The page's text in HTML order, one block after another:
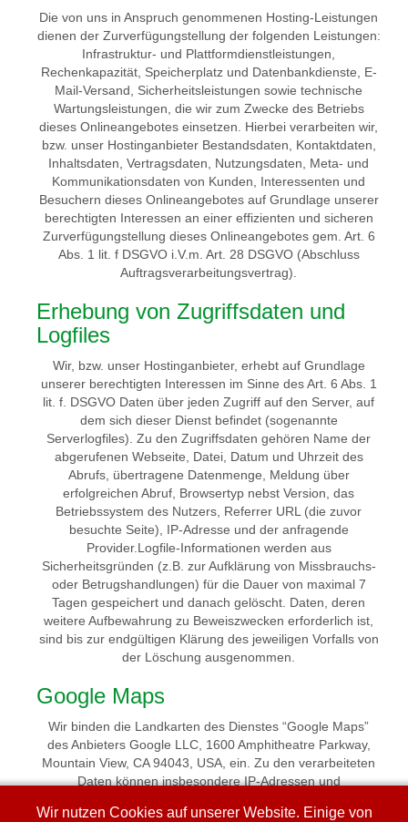
Die von uns in Anspruch genommenen Hosting-Leistungen
dienen der Zurverfügungstellung der folgenden Leistungen:
Infrastruktur- und Plattformdienstleistungen,
Rechenkapazität, Speicherplatz und Datenbankdienste, E-
Mail-Versand, Sicherheitsleistungen sowie technische
Wartungsleistungen, die wir zum Zwecke des Betriebs
dieses Onlineangebotes einsetzen. Hierbei verarbeiten wir,
bzw. unser Hostinganbieter Bestandsdaten, Kontaktdaten,
Inhaltsdaten, Vertragsdaten, Nutzungsdaten, Meta- und
Kommunikationsdaten von Kunden, Interessenten und
Besuchern dieses Onlineangebotes auf Grundlage unserer
berechtigten Interessen an einer effizienten und sicheren
Zurverfügungstellung dieses Onlineangebotes gem. Art. 6
Abs. 1 lit. f DSGVO i.V.m. Art. 28 DSGVO (Abschluss
Auftragsverarbeitungsvertrag).
Erhebung von Zugriffsdaten und
Logfiles
Wir, bzw. unser Hostinganbieter, erhebt auf Grundlage
unserer berechtigten Interessen im Sinne des Art. 6 Abs. 1
lit. f. DSGVO Daten über jeden Zugriff auf den Server, auf
dem sich dieser Dienst befindet (sogenannte
Serverlogfiles). Zu den Zugriffsdaten gehören Name der
abgerufenen Webseite, Datei, Datum und Uhrzeit des
Abrufs, übertragene Datenmenge, Meldung über
erfolgreichen Abruf, Browsertyp nebst Version, das
Betriebssystem des Nutzers, Referrer URL (die zuvor
besuchte Seite), IP-Adresse und der anfragende
Provider.Logfile-Informationen werden aus
Sicherheitsgründen (z.B. zur Aufklärung von Missbrauchs-
oder Betrugshandlungen) für die Dauer von maximal 7
Tagen gespeichert und danach gelöscht. Daten, deren
weitere Aufbewahrung zu Beweiszwecken erforderlich ist,
sind bis zur endgültigen Klärung des jeweiligen Vorfalls von
der Löschung ausgenommen.
Google Maps
Wir binden die Landkarten des Dienstes “Google Maps”
des Anbieters Google LLC, 1600 Amphitheatre Parkway,
Mountain View, CA 94043, USA, ein. Zu den verarbeiteten
Daten können insbesondere IP-Adressen und
deren Einwilligung (im Regelfall im Rahmen der
Wir nutzen Cookies auf unserer Website. Einige von